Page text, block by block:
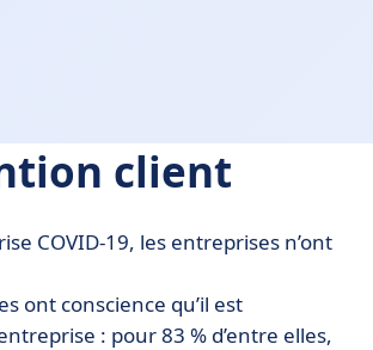
client
COVID-19, les entreprises n’ont
ont conscience qu’il est
: pour 83 % d’entre elles,